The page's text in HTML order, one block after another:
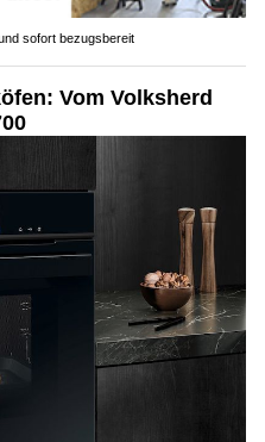
sofort bezugsbereit
Vom Volksherd